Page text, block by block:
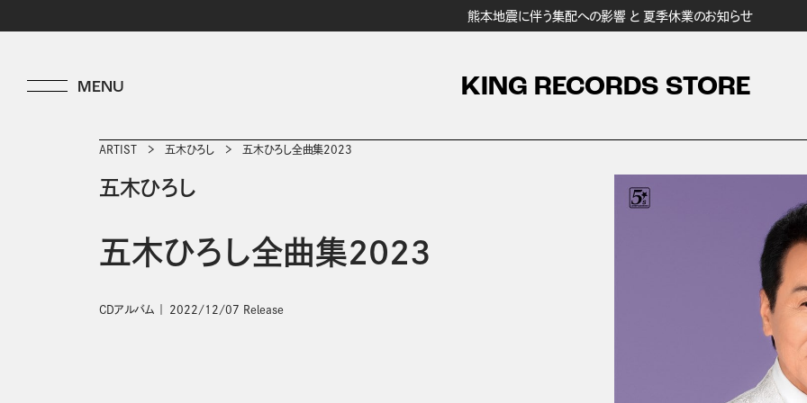
熊本地震に伴う集配への影響 と 夏季休業のお知らせ
KING RECORDS STORE
ARTIST 五木ひろし 五木ひろし全曲集2023
五木ひろし
五木ひろし全曲集2023
CDアルバム 2022/12/07 Release